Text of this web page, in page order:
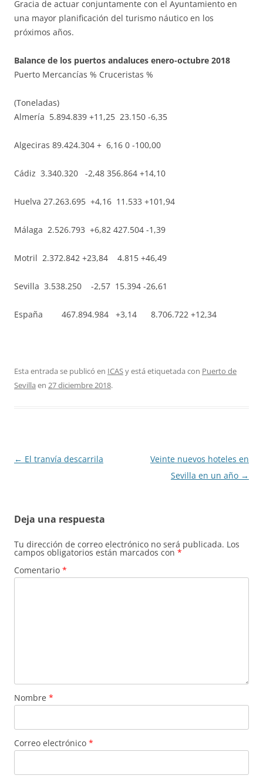
Gracia de actuar conjuntamente con el Ayuntamiento en
una mayor planificación del turismo náutico en los
próximos años.
Balance de los puertos andaluces enero-octubre 2018
Puerto Mercancías % Cruceristas %
(Toneladas)
Almería 5.894.839 +11,25 23.150 -6,35
Algeciras 89.424.304 + 6,16 0 -100,00
Cádiz 3.340.320 -2,48 356.864 +14,10
Huelva 27.263.695 +4,16 11.533 +101,94
Málaga 2.526.793 +6,82 427.504 -1,39
Motril 2.372.842 +23,84 4.815 +46,49
Sevilla 3.538.250 -2,57 15.394 -26,61
España 467.894.984 +3,14 8.706.722 +12,34
Esta entrada se publicó en ICASy está etiquetada con Puerto de
Sevilla en 27 diciembre 2018.
Navegación
← El tranvía descarrila
Veinte nuevos hoteles en
Sevilla en un año →
Deja una respuesta
Tu dirección de correo electrónico no será publicada. Los
campos obligatorios están marcados con *
Comentario *
Nombre *
Correo electrónico *